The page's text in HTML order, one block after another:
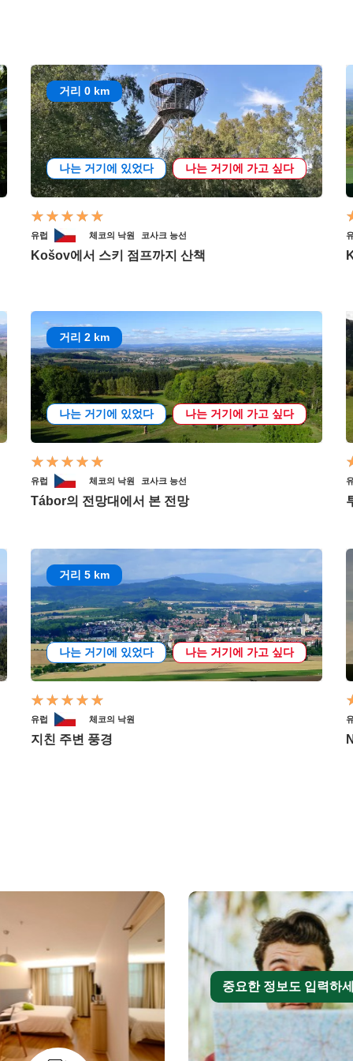
거리 0 km
나는 거기에 있었다 나는 거기에 가고 싶다
유럽 체코의 낙원 코사크 능선
Košov에서 스키 점프까지 산책
거리 2 km
나는 거기에 있었다 나는 거기에 가고 싶다
유럽 체코의 낙원 코사크 능선
Tábor의 전망대에서 본 전망
거리 5 km
나는 거기에 있었다 나는 거기에 가고 싶다
유럽 체코의 낙원
지친 주변 풍경
중요한 정보도 입력하